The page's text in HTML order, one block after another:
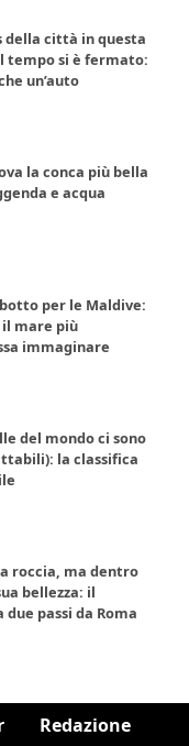
della città in questa
tempo si è fermato:
un’auto
la conca più bella
e acqua
per le Maldive:
il mare più
immaginare
del mondo ci sono
la classifica
roccia, ma dentro
bellezza: il
passi da Roma
Redazione